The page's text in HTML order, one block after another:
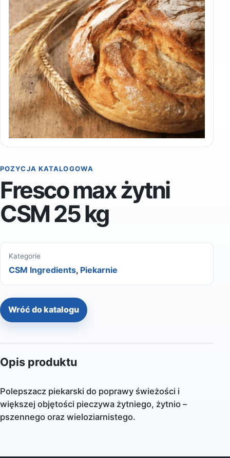
POZYCJA KATALOGOWA
Fresco max żytni
CSM 25 kg
Kategorie
CSM Ingredients, Piekarnie
Wróć do katalogu
Opis produktu
Polepszacz piekarski do poprawy świeżości i
większej objętości pieczywa żytniego, żytnio –
pszennego oraz wieloziarnistego.